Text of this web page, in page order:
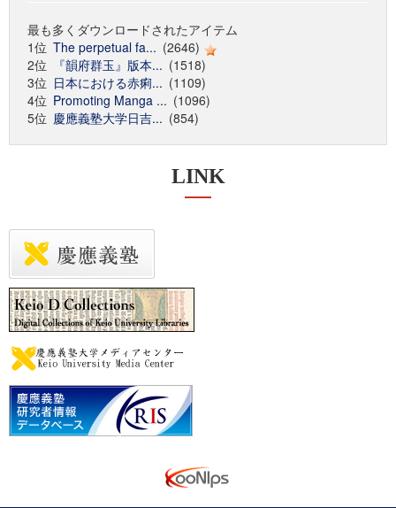
最も多くダウンロードされたアイテム
1位 The perpetual fa... (2646)
2位
『韻府群玉』版本... (1518)
3位 日本における赤痢... (1109)
4位 Promoting Manga ... (1096)
5位 慶應義塾大学日吉... (854)
LINK